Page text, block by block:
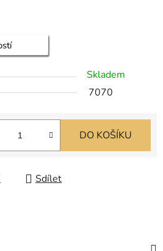
Skladem
7070
DO KOŠÍKU
Sdílet